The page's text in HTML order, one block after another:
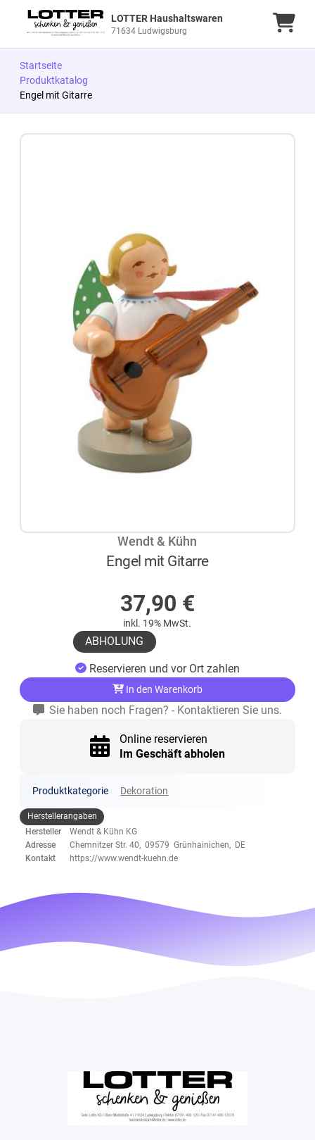
LOTTER Haushaltswaren
71634 Ludwigsburg
Startseite
Produktkatalog
Engel mit Gitarre
Wendt & Kühn
Engel mit Gitarre
37,90 €
inkl. 19% MwSt.
ABHOLUNG
Reservieren und vor Ort zahlen
In den Warenkorb
Sie haben noch Fragen? - Kontaktieren Sie uns.
Online reservieren
Im Geschäft abholen
Produktkategorie Dekoration
Herstellerangaben
Hersteller
Wendt & Kühn KG
Adresse
Chemnitzer Str. 40, 09579 Grünhainichen, DE
Kontakt
https://www.wendt-kuehn.de